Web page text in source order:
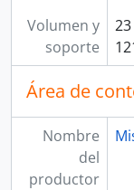
Volumen y
soporte
Área de
Nombre
del
productor